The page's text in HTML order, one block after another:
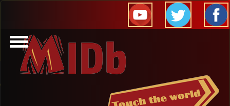
Прескокни